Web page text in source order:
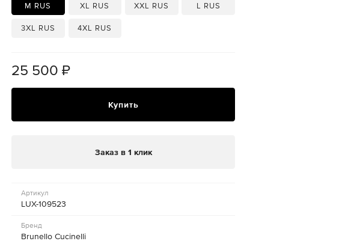
M RUS XL RUS XXL RUS L RUS
3XL RUS 4XL RUS
25 500 ₽
Купить
Заказ в 1 клик
Артикул
LUX-109523
Бренд
Brunello Cucinelli